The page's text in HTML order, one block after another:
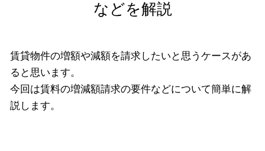
などを解説
賃貸物件の増額や減額を請求したいと思うケースがあ
ると思います。
今回は賃料の増減額請求の要件などについて簡単に解
説します。